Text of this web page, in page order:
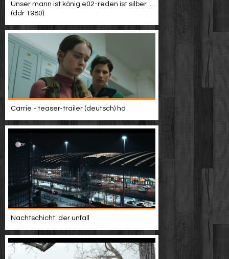
Unser mann ist könig e02-reden ist silber ...
(ddr 1980)
Carrie - teaser-trailer (deutsch) hd
Nachtschicht: der unfall